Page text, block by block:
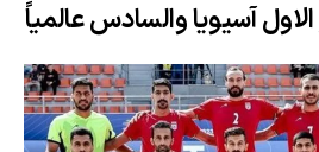
آسيويا والسادس عالمياً